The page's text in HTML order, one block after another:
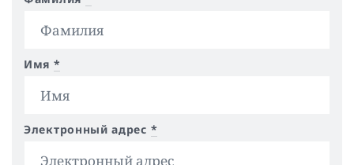
Имя *
Электронный адрес *